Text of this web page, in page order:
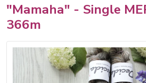
"Mamaha" - Single
366m